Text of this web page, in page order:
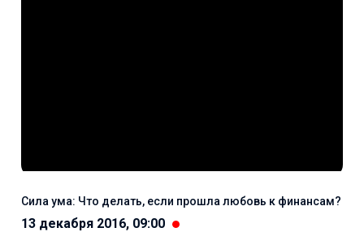
Сила ума: Что делать, если прошла любовь к финансам?
13 декабря 2016, 09:00